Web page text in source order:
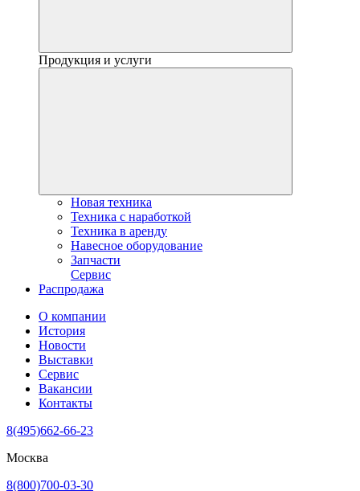
Продукция и услуги
Новая техника
Техника с наработкой
Техника в аренду
Навесное оборудование
Запчасти
Сервис
Распродажа
О компании
История
Новости
Выставки
Сервис
Вакансии
Контакты
8(495)662-66-23
Москва
8(800)700-03-30